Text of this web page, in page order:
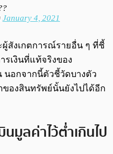
January 4, 2021
ผู้สังเกตการณ์รายอื่น ๆ ที่ชี้
รเงินที่แท้จริงของ
นอกจากนี้ตัวชี้วัดบางตัว
ของสินทรัพย์นั้นยังไปได้อีก
มูลค่าไว้ต่ำเกินไป